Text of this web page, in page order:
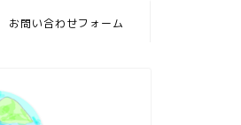
お問い合わせフォーム